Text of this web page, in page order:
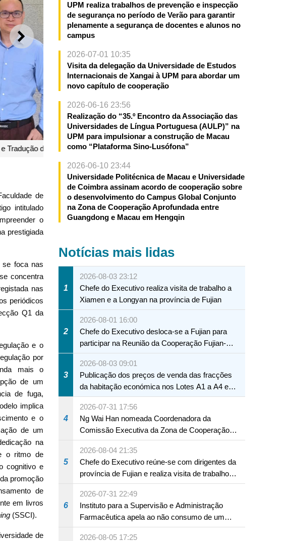
SEGUINTE
de
intitulado
o
prestigiada
se foca nas
concentra
nas
periódicos
Q1 da
e o
por
mais o
de um
de fuga,
implica
e o
de um
na
o ritmo de
cognitivo e
promoção
de
em livros
(SSCI).
de
UPM realiza trabalhos de prevenção e inspecção
de segurança no período de Verão para garantir
plenamente a segurança de docentes e alunos no
campus
2026-07-01 10:35
Visita da delegação da Universidade de Estudos
Internacionais de Xangai à UPM para abordar um
novo capítulo de cooperação
2026-06-16 23:56
Realização do “35.º Encontro da Associação das
Universidades de Língua Portuguesa (AULP)” na
UPM para impulsionar a construção de Macau
como “Plataforma Sino-Lusófona”
2026-06-10 23:44
Universidade Politécnica de Macau e Universidade
de Coimbra assinam acordo de cooperação sobre
o desenvolvimento do Campus Global Conjunto
na Zona de Cooperação Aprofundada entre
Guangdong e Macau em Hengqin
Notícias mais lidas
1
2026-08-03 23:12
Chefe do Executivo realiza visita de trabalho a
Xiamen e a Longyan na província de Fujian
2
2026-08-01 16:00
Chefe do Executivo desloca-se a Fujian para
participar na Reunião da Cooperação Fujian-
Macau
3
2026-08-03 09:01
Publicação dos preços de venda das fracções
da habitação económica nos Lotes A1 a A4 e
A12 da Zona A dos Novos Aterros
4
2026-07-31 17:56
Ng Wai Han nomeada Coordenadora da
Comissão Executiva da Zona de Cooperação
Aprofundada entre Guangdong e Macau em
Hengqin
5
2026-08-04 21:35
Chefe do Executivo reúne-se com dirigentes da
província de Fujian e realiza visita de trabalho
em Fuzhou
6
2026-07-31 22:49
Instituto para a Supervisão e Administração
Farmacêutica apela ao não consumo de um
produto com substâncias medicamentosas
2026-08-05 17:25